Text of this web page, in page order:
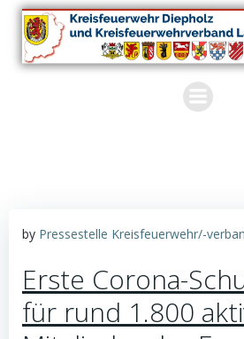
Zum
Inhalt
by Pressestelle Kreisfeuerwehr/-
Erste Corona-
für rund 1.800